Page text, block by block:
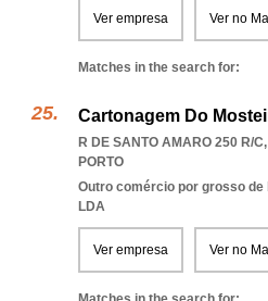
Ver empresa Ver no
Matches in the search for:
Cartonagem Do
R DE SANTO AMARO 250 R/
PORTO
Outro comércio por grosso de
LDA
Ver empresa Ver no